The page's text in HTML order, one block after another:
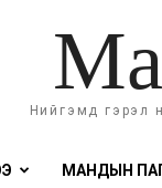
Нийгэмд гэрэл
МАНДЫН